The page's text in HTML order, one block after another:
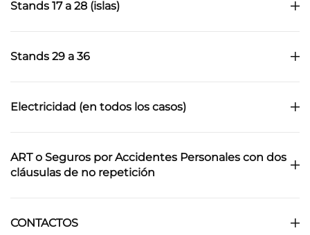
Stands 17 a 28 (islas)
Stands 29 a 36
Electricidad (en todos los casos)
ART o Seguros por Accidentes Personales con dos
cláusulas de no repetición
CONTACTOS